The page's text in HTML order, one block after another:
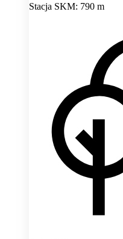
Stacja SKM: 790 m